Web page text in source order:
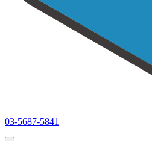
03-5687-5841